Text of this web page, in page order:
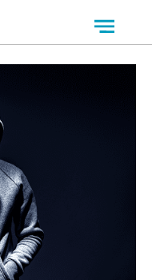
Open
menu